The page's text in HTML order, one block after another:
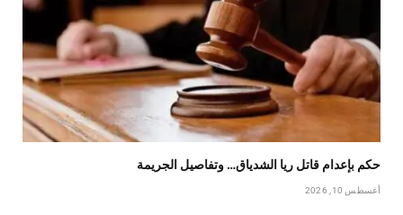
حكم بإعدام قاتل ريا الشدياق… وتفاصيل الجريمة
أغسطس 10, 2026